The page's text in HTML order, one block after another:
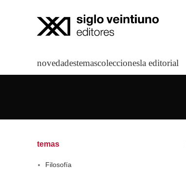
novedadestemascoleccionesla editorial
temas
Filosofía